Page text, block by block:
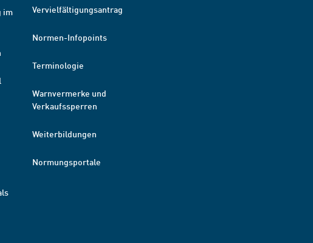
im
Vervielfältigungsantrag
Normen-Infopoints
Terminologie
Warnvermerke und
Verkaufssperren
Weiterbildungen
Normungsportale